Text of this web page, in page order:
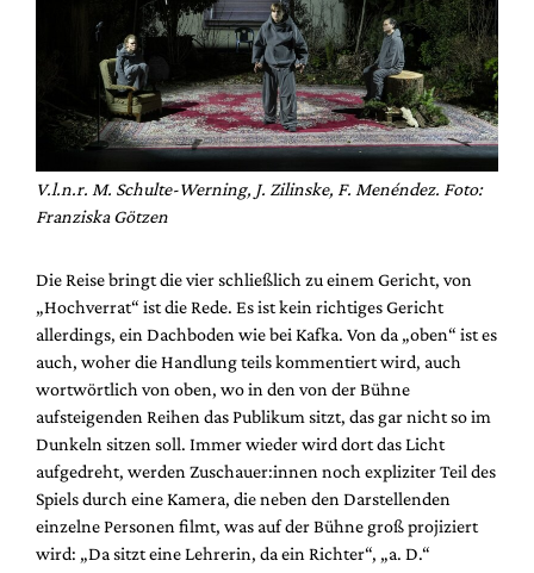
V.l.n.r. M. Schulte-Werning, J. Zilinske, F. Menéndez. Foto:
Franziska Götzen
Die Reise bringt die vier schließlich zu einem Gericht, von
„Hochverrat“ ist die Rede. Es ist kein richtiges Gericht
allerdings, ein Dachboden wie bei Kafka. Von da „oben“ ist es
auch, woher die Handlung teils kommentiert wird, auch
wortwörtlich von oben, wo in den von der Bühne
aufsteigenden Reihen das Publikum sitzt, das gar nicht so im
Dunkeln sitzen soll. Immer wieder wird dort das Licht
aufgedreht, werden Zuschauer:innen noch expliziter Teil des
Spiels durch eine Kamera, die neben den Darstellenden
einzelne Personen filmt, was auf der Bühne groß projiziert
wird: „Da sitzt eine Lehrerin, da ein Richter“, „a. D.“